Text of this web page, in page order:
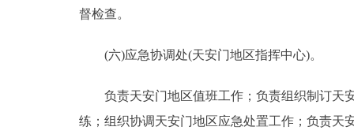
督检查。
(六)应急协调处(天安门地区指挥中心)。
负责天安门地区值班工作；负责组织制订天安
练；组织协调天安门地区应急处置工作；负责天